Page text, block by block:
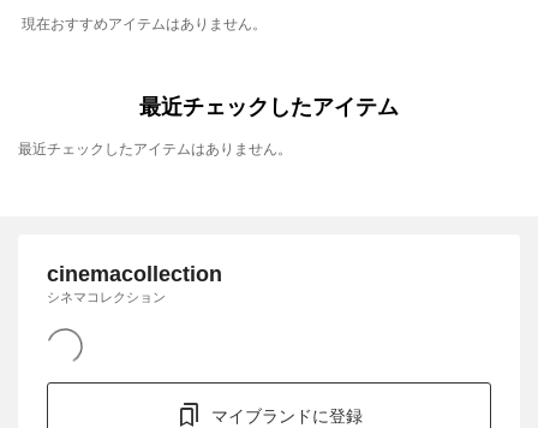
現在おすすめアイテムはありません。
最近チェックしたアイテム
最近チェックしたアイテムはありません。
cinemacollection
シネマコレクション
マイブランドに登録